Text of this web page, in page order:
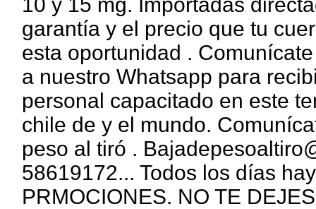
garantía y el precio que tu
esta oportunidad .
a nuestro Whatsapp para
personal capacitado en este
chile de y el mundo.
peso al tiró .
58619172... Todos los días
PRMOCIONES. NO TE